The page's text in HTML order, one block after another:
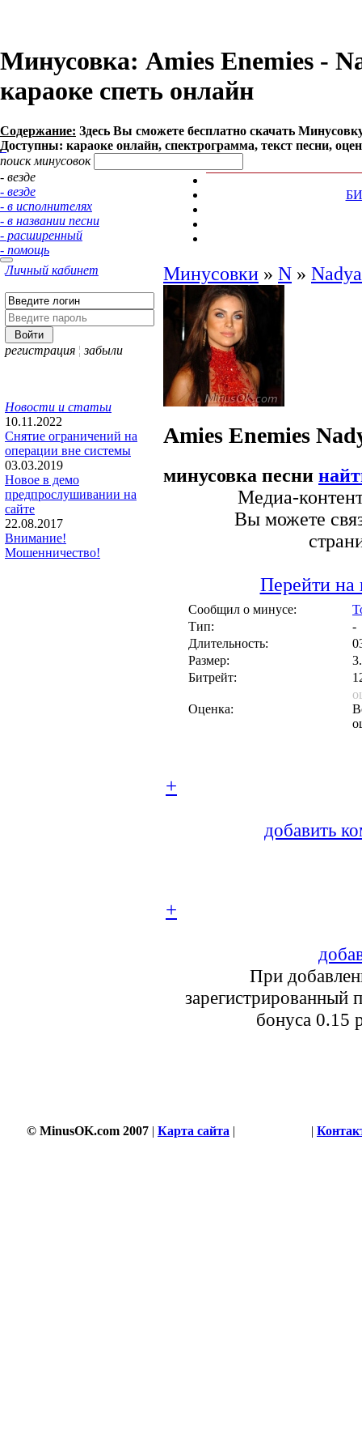
Минусовка: Amies Enemies -
караоке спеть онлайн
Содержание: Здесь Вы сможете бесплатно cкачать
Доступны: караоке онлайн, спектрограмма, текст песни,
поиск минусовок
- везде
- везде
- в исполнителях
- в названии песни
- расширенный
- помощь
Личный кабинет
регистрация ¦ забыли
Новости и статьи
10.11.2022
Снятие ограничений на
операции вне системы
03.03.2019
Новое в демо
предпрослушивании на
сайте
22.08.2017
Внимание!
Мошенничество!
Минусовки » N » Nadya
Amies Enemies
минусовка песни
Медиа-
Вы можете
Перейти на
Сообщил о минусе:
Тип:
-
Длительность:
Размер:
Битрейт:
Оценка:
+
добавить
+
При
зарегистрированный
бонуса 0.15
© MinusOK.com 2007 | Карта сайта | |